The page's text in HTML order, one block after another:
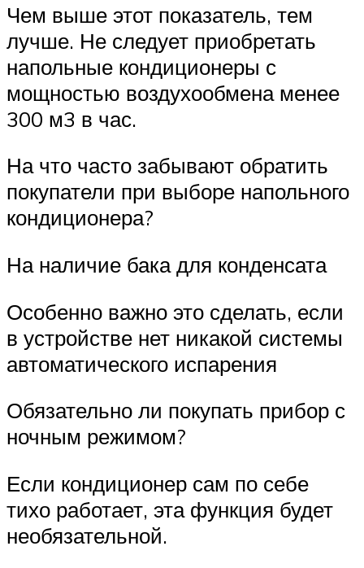
Чем выше этот показатель, тем
лучше. Не следует приобретать
напольные кондиционеры с
мощностью воздухообмена менее
300 м3 в час.
На что часто забывают обратить
покупатели при выборе напольного
кондиционера?
На наличие бака для конденсата
Особенно важно это сделать, если
в устройстве нет никакой системы
автоматического испарения
Обязательно ли покупать прибор с
ночным режимом?
Если кондиционер сам по себе
тихо работает, эта функция будет
необязательной.